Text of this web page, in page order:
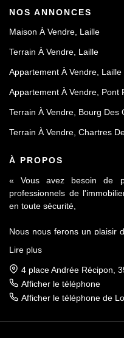
NOS ANNONCES
Maison À Vendre, Laille
Terrain À Vendre, Laille
Appartement À Vendre, Laille
Appartement À Vendre, Pont
Terrain À Vendre, Bourg Des
Terrain À Vendre, Chartres
À PROPOS
« Vous avez besoin de
professionnels de
en toute sécurité,
Nous nous ferons un plaisir
sur l'axe Rennes-Nantes.
Réputés pour notre sérieux
FNAIM et du Fichier
démarches.
Lire plus
4 place Andrée Récipon,
Afficher le téléphone
Afficher le téléphone de